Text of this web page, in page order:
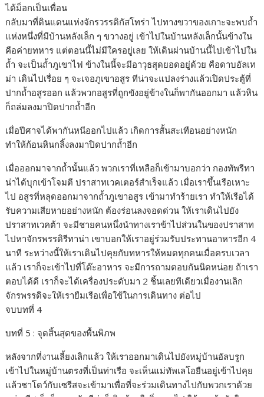
ได้ม็อกเป็นเพื่อน
กลับมาที่ดินแดนแห่งจักรวรรดิกัสโทร่า ไปทางขวาของเกาะจะพบถ้ำ
แห่งหนึ่งที่มีบ้านหลังเล็ก ๆ ขวางอยู่ เข้าไปในบ้านหลังเล็กนั้นข้างใน
คือค่ายทหาร แต่ตอนนี้ไม่มีใครอยู่เลย ให้เดินผ่านบ้านนี้ไปเข้าไปใน
ถ้ำ จะเป็นถ้ำภูเขาไฟ ข้างในนี้จะมีอาวุธสุดยอดอยู่ด้วย คือดาบอัลเท
ม่า เดินไปเรื่อย ๆ จะเจอภูเขาอสูร ทีน่าจะแปลงร่างแล้วเปิดประตู้ที่
ปากถ้ำอสูรออก แล้วพวกอสูรที่ถูกขังอยู่ข้างในก็พากันออกมา แล้วหิน
ก็ถล่มลงมาปิดปากถ้ำอีก
เมื่อปีศาจได้พากันหนีออกไปแล้ว เกิดการสั้นสะเทือนอย่างหนัก
ทำให้ก้อนหินกลิ้งลงมาปิดปากถ้ำอีก
เมื่อออกมาจากถ้ำนั้นแล้ว พวกเราที่เหลือก็เข้ามาบอกว่า กองทัพรีทา
น่าได้บุกเข้าโจมตี ปราสาทเวคเตอร์สำเร็จแล้ว เมื่อเราขึ้นเรือเหาะ
ไป อสูรที่หลุดออกมาจากถ้ำภูเขาอสูร เข้ามาทำร้ายเรา ทำให้เรือได้
รับความเสียหายอย่างหนัก ต้องร่อนลงจอดด่วน ให้เราเดินไปยัง
ปราสาทเวคต้า จะมีชายคนหนึ่งนำทางเราข้าไปส่วนในของปราสาท
ไปหาจักรพรรดิรีทาน่า เขาบอกให้เราอยู่ร่วมรับประทานอาหารอีก 4
นาที ระหว่างนี้ให้เราเดินไปคุยกับทหารให้หมดทุกคนเมื่อครบเวลา
แล้ว เราก็จะเข้าไปที่โต๊ะอาหาร จะมีการถามตอบกันนิดหน่อย ถ้าเรา
ตอบได้ดี เราก็จะได้เครื่องประดับมา 2 ชิ้นเลยทีเดียวเมื่องานเลิก
จักรพรรดิจะให้เรายืมเรือเพื่อใช้ในการเดินทาง ต่อไป
จบบทที่ 4
บทที่ 5 : จุดสิ้นสุดของพื้นพิภพ
หลังจากที่งานเลี้ยงเลิกแล้ว ให้เราออกมาเดินไปยังหมู่บ้านอัลบรูก
เข้าไปในหมู่บ้านตรงที่เป็นท่าเรือ จะเห็นแม่ทัพเลโอยืนอยู่เข้าไปคุย
แล้วชาโดว์กับเซรีสจะเข้ามาเพื่อที่จะร่วมเดินทางไปกับพวกเราด้วย